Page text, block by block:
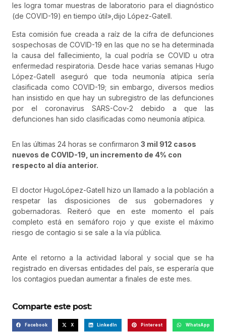
les logra tomar muestras de laboratorio para el diagnóstico
(de COVID-19) en tiempo útil»,dijo López-Gatell.
Esta comisión fue creada a raíz de la cifra de defunciones
sospechosas de COVID-19 en las que no se ha determinada
la causa del fallecimiento, la cual podría se COVID u otra
enfermedad respiratoria. Desde hace varias semanas Hugo
López-Gatell aseguró que toda neumonía atípica sería
clasificada como COVID-19; sin embargo, diversos medios
han insistido en que hay un subregistro de las defunciones
por el coronavirus SARS-Cov-2 debido a que las
defunciones han sido clasificadas como neumonía atípica.
En las últimas 24 horas se confirmaron 3 mil 912 casos
nuevos de COVID-19, un incremento de 4% con
respecto al día anterior.
El doctor HugoLópez-Gatell hizo un llamado a la población a
respetar las disposiciones de sus gobernadores y
gobernadoras. Reiteró que en este momento el país
completo está en semáforo rojo y que existe el máximo
riesgo de contagio si se sale a la vía pública.
Ante el retorno a la actividad laboral y social que se ha
registrado en diversas entidades del país, se esperaría que
los contagios puedan aumentar a finales de este mes.
Comparte este post:
Facebook X LinkedIn Pinterest WhatsApp